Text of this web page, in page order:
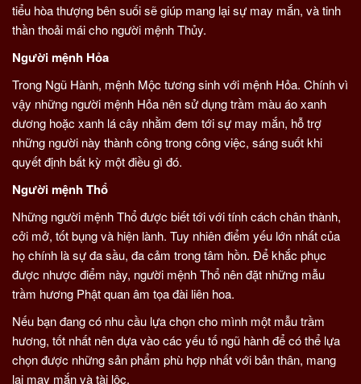
tiểu hòa thượng bên suối sẽ giúp mang lại sự may mắn, và tinh
thần thoải mái cho người mệnh Thủy.
Người mệnh Hỏa
Trong Ngũ Hành, mệnh Mộc tương sinh với mệnh Hỏa. Chính vì
vậy những người mệnh Hỏa nên sử dụng trầm màu áo xanh
dương hoặc xanh lá cây nhằm đem tới sự may mắn, hỗ trợ
những người này thành công trong công việc, sáng suốt khi
quyết định bất kỳ một điều gì đó.
Người mệnh Thổ
Những người mệnh Thổ được biết tới với tính cách chân thành,
cởi mở, tốt bụng và hiện lành. Tuy nhiên điểm yếu lớn nhất của
họ chính là sự đa sầu, đa cảm trong tâm hồn. Để khắc phục
được nhược điểm này, người mệnh Thổ nên đặt những mẫu
trầm hương Phật quan âm tọa đài liên hoa.
Nếu bạn đang có nhu cầu lựa chọn cho mình một mẫu trầm
hương, tốt nhất nên dựa vào các yếu tố ngũ hành để có thể lựa
chọn được những sản phẩm phù hợp nhất với bản thân, mang
lại may mắn và tài lộc.